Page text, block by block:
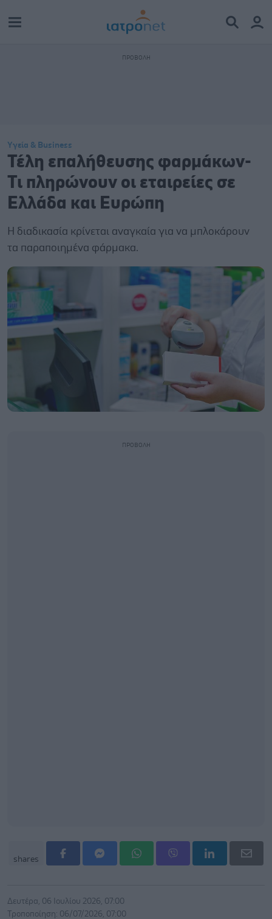
Υγεία & Business
Τέλη επαλήθευσης φαρμάκων-
Τι πληρώνουν οι εταιρείες σε
Ελλάδα και Ευρώπη
Η διαδικασία κρίνεται αναγκαία για να μπλοκάρουν
τα παραποιημένα φάρμακα.
shares
Δευτέρα, 06 Ιουλίου 2026, 07:00
Τροποποίηση: 06/07/2026, 07:00